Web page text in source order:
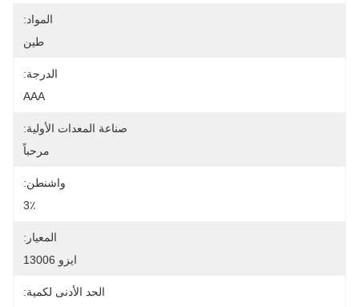
المواد:
طين
الدرجة:
AAA
صناعة المعدات الأولية:
مرحباً
واشنطن:
3٪
المعيار:
ايزو 13006
الحد الأدنى لكمية: